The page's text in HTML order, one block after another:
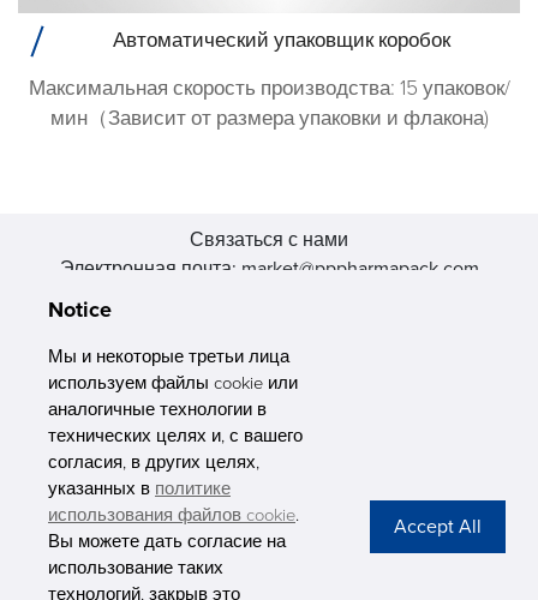
Автоматический упаковщик коробок
Максимальная скорость производства: 15 упаковок/
мин（Зависит от размера упаковки и флакона)
Связаться с нами
Электронная почта: market@pppharmapack.com
511356, Гуанчжоу, провинция GU case G building, Китай
PHARMAPACK
Notice
Мы и некоторые третьи лица
используем файлы cookie или
аналогичные технологии в
технических целях и, с вашего
согласия, в других целях,
указанных в политике
использования файлов cookie.
Вы можете дать согласие на
использование таких
технологий, закрыв это